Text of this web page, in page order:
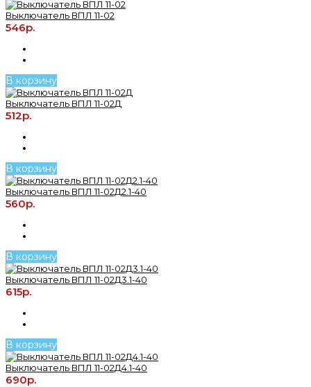
Выключатель ВПЛ 11-02
546р.
В корзину
Выключатель ВПЛ 11-02Д
512р.
В корзину
Выключатель ВПЛ 11-02Д2.1-40
560р.
В корзину
Выключатель ВПЛ 11-02Д3.1-40
615р.
В корзину
Выключатель ВПЛ 11-02Д4.1-40
690р.